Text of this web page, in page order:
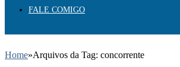
FALE COMIGO
Home»Arquivos da Tag: concorrente